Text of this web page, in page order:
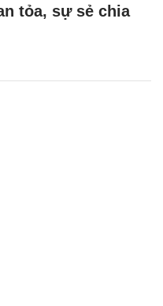
tỏa, sự sẻ chia